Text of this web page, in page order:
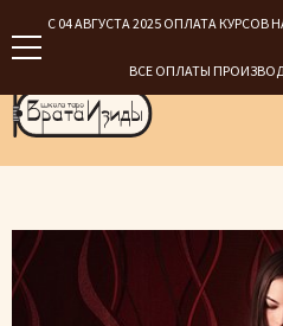
С 04 АВГУСТА 2025 ОПЛАТА КУРСОВ
ВСЕ ОПЛАТЫ